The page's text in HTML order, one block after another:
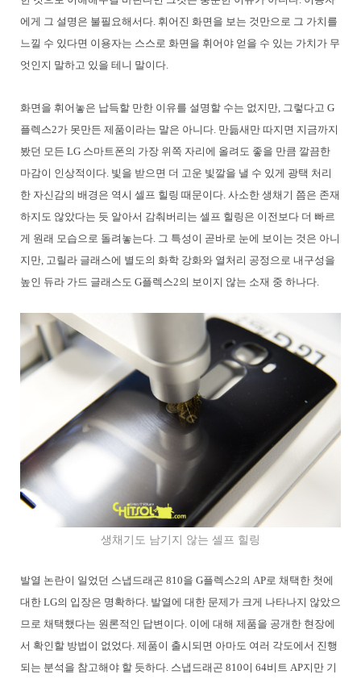
에게 그 설명은 불필요해서다. 휘어진 화면을 보는 것만으로 그 가치를
느낄 수 있다면 이용자는 스스로 화면을 휘어야 얻을 수 있는 가치가 무
엇인지 말하고 있을 테니 말이다.
화면을 휘어놓은 납득할 만한 이유를 설명할 수는 없지만, 그렇다고 G
플렉스2가 못만든 제품이라는 말은 아니다. 만듦새만 따지면 지금까지
봤던 모든 LG 스마트폰의 가장 위쪽 자리에 올려도 좋을 만큼 깔끔한
마감이 인상적이다. 빛을 받으면 더 고운 빛깔을 낼 수 있게 광택 처리
한 자신감의 배경은 역시 셀프 힐링 때문이다. 사소한 생채기 쯤은 존재
하지도 않았다는 듯 알아서 감춰버리는 셀프 힐링은 이전보다 더 빠르
게 원래 모습으로 돌려놓는다. 그 특성이 곧바로 눈에 보이는 것은 아니
지만, 고릴라 글래스에 별도의 화학 강화와 열처리 공정으로 내구성을
높인 듀라 가드 글래스도 G플렉스2의 보이지 않는 소재 중 하나다.
생채기도 남기지 않는 셀프 힐링
발열 논란이 일었던 스냅드래곤 810을 G플렉스2의 AP로 채택한 첫에
대한 LG의 입장은 명확하다. 발열에 대한 문제가 크게 나타나지 않았으
므로 채택했다는 원론적인 답변이다. 이에 대해 제품을 공개한 현장에
서 확인할 방법이 없었다. 제품이 출시되면 아마도 여러 각도에서 진행
되는 분석을 참고해야 할 듯하다. 스냅드래곤 810이 64비트 AP지만 기